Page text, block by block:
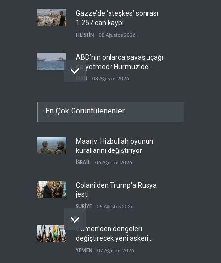
Gazze’de ‘ateşkes’ sonrası
1.257 can kaybı
FİLİSTİN 08 Ağustos 2026
ABD’nin onlarca savaş uçağı
da yetmedi: Hürmüz’de
gemi vuruldu
İRAN 08 Ağustos 2026
'Arap projesi' uyarısı
Mossad’ın İran'a karşı Kürt
planı neden çöktü?
08 Ağustos 2026
En Çok Görüntülenenler
Maariv: Hizbullah oyunun
kurallarını değiştiriyor
İSRAİL 06 Ağustos 2026
Colani'den Trump'a Rusya
jesti
SURİYE 05 Ağustos 2026
Yemen’den dengeleri
değiştirecek yeni askeri
denklem
YEMEN 07 Ağustos 2026